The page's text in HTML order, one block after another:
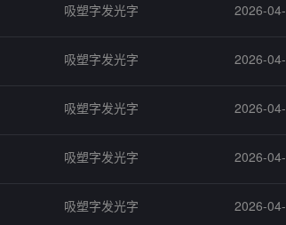
吸塑字发光字 2026-
吸塑字发光字 2026-
吸塑字发光字 2026-
吸塑字发光字 2026-
吸塑字发光字 2026-